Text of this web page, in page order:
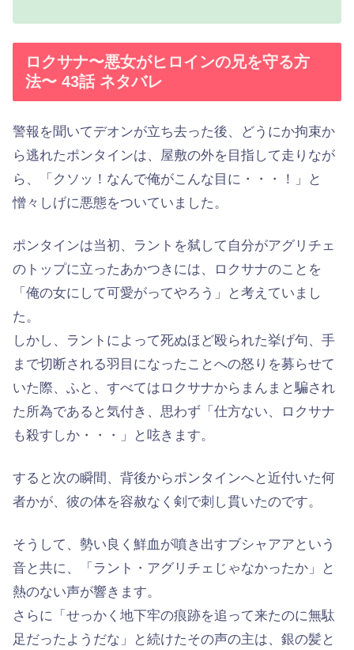
ロクサナ〜悪女がヒロインの兄を守る方
法〜 43話 ネタバレ
警報を聞いてデオンが立ち去った後、どうにか拘束か
ら逃れたポンタインは、屋敷の外を目指して走りなが
ら、「クソッ！なんで俺がこんな目に・・・！」と
憎々しげに悪態をついていました。
ポンタインは当初、ラントを弑して自分がアグリチェ
のトップに立ったあかつきには、ロクサナのことを
「俺の女にして可愛がってやろう」と考えていまし
た。
しかし、ラントによって死ぬほど殴られた挙げ句、手
まで切断される羽目になったことへの怒りを募らせて
いた際、ふと、すべてはロクサナからまんまと騙され
た所為であると気付き、思わず「仕方ない、ロクサナ
も殺すしか・・・」と呟きます。
すると次の瞬間、背後からポンタインへと近付いた何
者かが、彼の体を容赦なく剣で刺し貫いたのです。
そうして、勢い良く鮮血が噴き出すブシャアアという
音と共に、「ラント・アグリチェじゃなかったか」と
熱のない声が響きます。
さらに「せっかく地下牢の痕跡を追って来たのに無駄
足だったようだな」と続けたその声の主は、銀の髪と